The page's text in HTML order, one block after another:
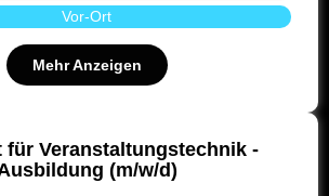
Vor-Ort
Mehr Anzeigen
für Veranstaltungstechnik -
(m/w/d)